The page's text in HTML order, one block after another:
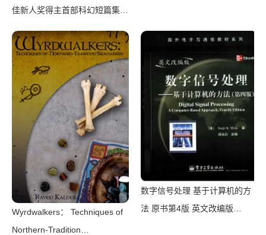
佳新人奖得主首部科幻短篇集！
未来，看时间空间合伙变魔
术！)（王诺诺 [王诺诺]）（湖
南文艺出版社 2019）
Networking & Distributed
Carsten Bormann）（Wiley
2010）
Wyrdwalkers： Techniques of
Northern-Tradition
数字信号处理 基于计算机的方
法 原书第4版 英文改编版